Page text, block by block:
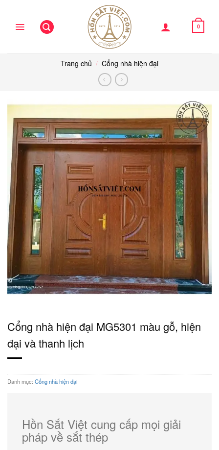
content
0
Trang chủ / Cổng nhà hiện đại
Cổng nhà hiện đại MG5301 màu gỗ, hiện
đại và thanh lịch
Danh mục: Cổng nhà hiện đại
Hồn Sắt Việt cung cấp mọi giải
pháp về sắt thép